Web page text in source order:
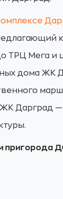
ТРЦ Мега
дома ЖК
Дарград
пригорода